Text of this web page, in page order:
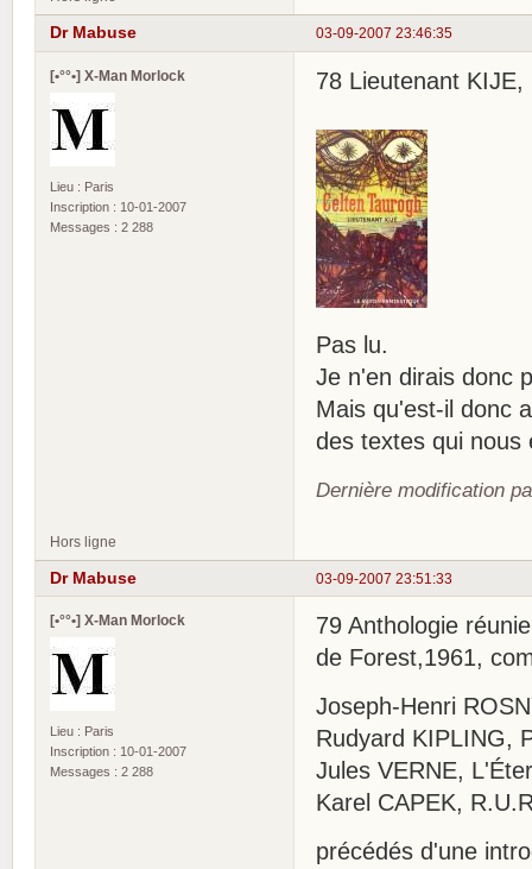
03-09-2007 23:46:35
Dr Mabuse
[•°°•] X-Man Morlock
Lieu : Paris
Inscription : 10-01-2007
Messages : 2 288
78 Lieutenant
Pas lu.
Je n'en dirais donc
Mais qu'est-il donc
des textes qui nous
Dernière modification
Hors ligne
03-09-2007 23:51:33
Dr Mabuse
[•°°•] X-Man Morlock
Lieu : Paris
Inscription : 10-01-2007
Messages : 2 288
79 Anthologie
de Forest,1961,
Joseph-Henri
Rudyard KIPLING,
Jules VERNE,
Karel CAPEK,
précédés d'une